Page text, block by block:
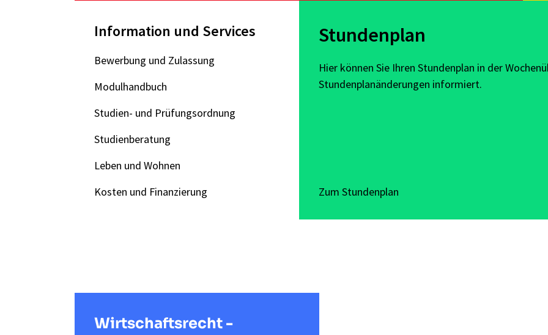
Information und Services
Bewerbung und Zulassung
Modulhandbuch
Studien- und Prüfungsordnung
Studienberatung
Leben und Wohnen
Kosten und Finanzierung
Stundenplan
Hier können Sie Ihren Stundenplan in der
Stundenplanänderungen informiert.
Zum Stundenplan
Wirtschaftsrecht -